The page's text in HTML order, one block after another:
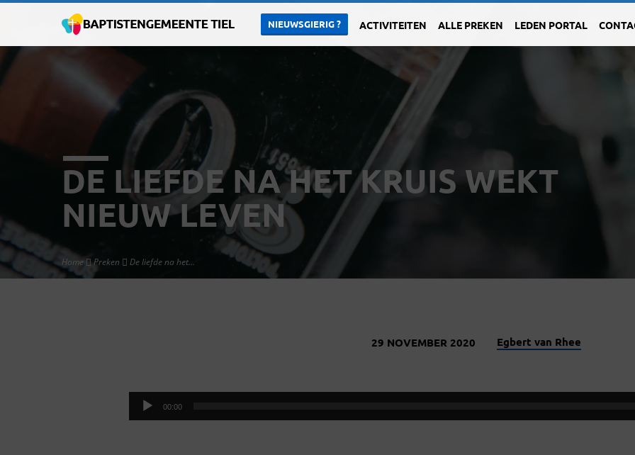
NIEUWSGIERIG ? ACTIVITEITEN ALLE PREKEN LEDEN PORTAL
DE LIEFDE NA HET KRUIS WEKT
NIEUW LEVEN
Home Preken De liefde na het…
LIEFDE
29 NOVEMBER 2020 Egbert van Rhee
Audiospeler
00:00